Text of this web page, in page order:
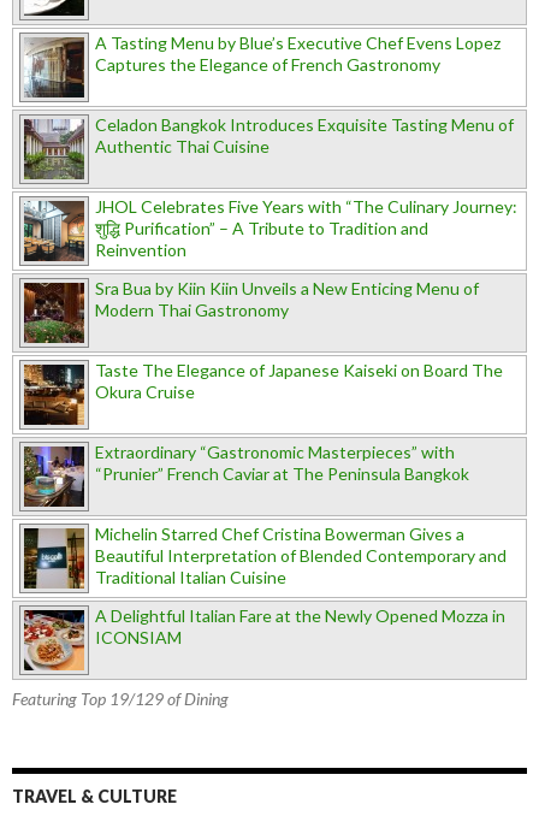
A Tasting Menu by Blue’s Executive Chef Evens Lopez
Captures the Elegance of French Gastronomy
Celadon Bangkok Introduces Exquisite Tasting Menu of
Authentic Thai Cuisine
JHOL Celebrates Five Years with “The Culinary Journey:
शुद्धि Purification” – A Tribute to Tradition and
Reinvention
Sra Bua by Kiin Kiin Unveils a New Enticing Menu of
Modern Thai Gastronomy
Taste The Elegance of Japanese Kaiseki on Board The
Okura Cruise
Extraordinary “Gastronomic Masterpieces” with
“Prunier” French Caviar at The Peninsula Bangkok
Michelin Starred Chef Cristina Bowerman Gives a
Beautiful Interpretation of Blended Contemporary and
Traditional Italian Cuisine
A Delightful Italian Fare at the Newly Opened Mozza in
ICONSIAM
Featuring Top 19/129 of Dining
TRAVEL & CULTURE